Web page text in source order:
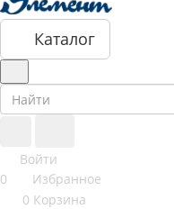
Каталог
Войти
0
Избранное
0 Корзина